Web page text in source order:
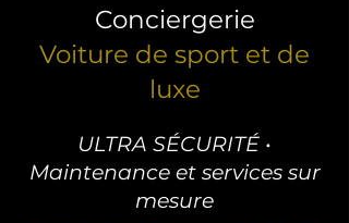
Conciergerie
Voiture de sport et de
luxe
ULTRA SÉCURITÉ •
Maintenance et services sur
mesure